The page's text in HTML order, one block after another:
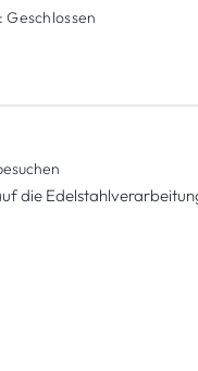
Geschlossen
die